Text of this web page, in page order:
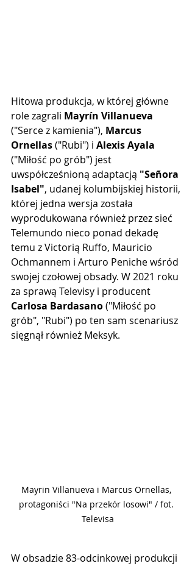
Hitowa produkcja, w której główne
role zagrali Mayrín Villanueva
("Serce z kamienia"), Marcus
Ornellas ("Rubi") i Alexis Ayala
("Miłość po grób") jest
uwspółcześnioną adaptacją "Señora
Isabel", udanej kolumbijskiej historii,
której jedna wersja została
wyprodukowana również przez sieć
Telemundo nieco ponad dekadę
temu z Victorią Ruffo, Mauricio
Ochmannem i Arturo Peniche wśród
swojej czołowej obsady. W 2021 roku
za sprawą Televisy i producent
Carlosa Bardasano ("Miłość po
grób", "Rubi") po ten sam scenariusz
sięgnął również Meksyk.
Mayrin Villanueva i Marcus Ornellas,
protagoniści "Na przekór losowi" / fot.
Televisa
W obsadzie 83-odcinkowej produkcji